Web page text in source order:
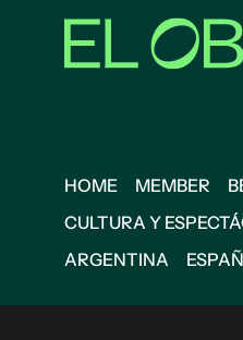
HOME MEMBER
CULTURA Y
ARGENTINA